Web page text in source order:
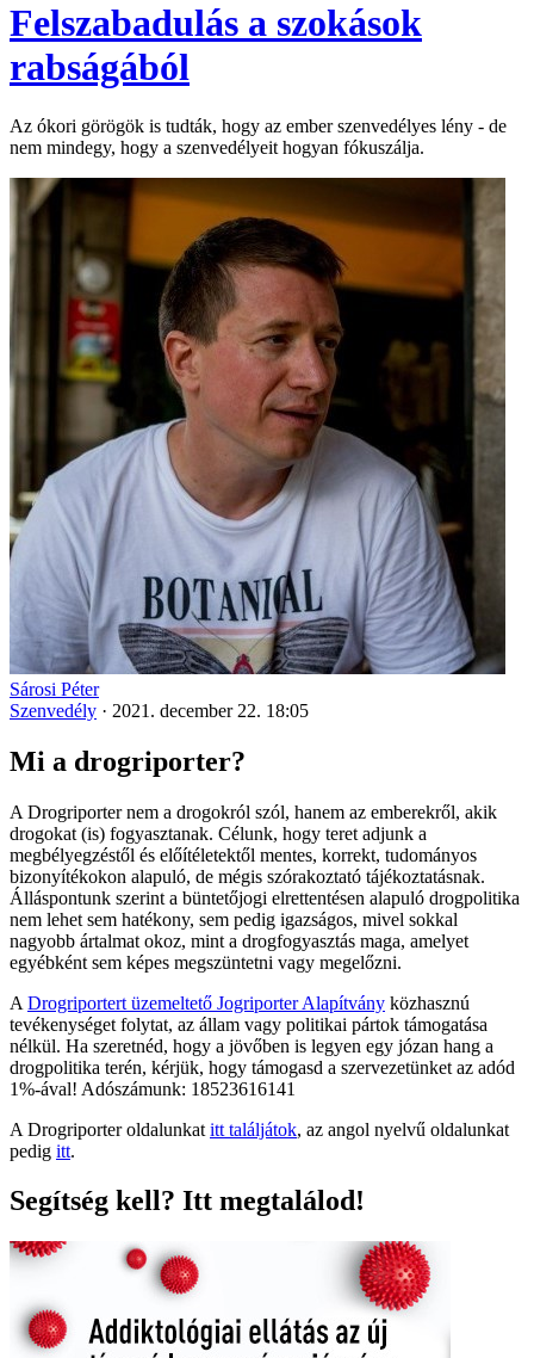
Felszabadulás a szokások
rabságából
Az ókori görögök is tudták, hogy az ember szenvedélyes lény - de
nem mindegy, hogy a szenvedélyeit hogyan fókuszálja.
Sárosi Péter
Szenvedély · 2021. december 22. 18:05
Mi a drogriporter?
A Drogriporter nem a drogokról szól, hanem az emberekről, akik
drogokat (is) fogyasztanak. Célunk, hogy teret adjunk a
megbélyegzéstől és előítéletektől mentes, korrekt, tudományos
bizonyítékokon alapuló, de mégis szórakoztató tájékoztatásnak.
Álláspontunk szerint a büntetőjogi elrettentésen alapuló drogpolitika
nem lehet sem hatékony, sem pedig igazságos, mivel sokkal
nagyobb ártalmat okoz, mint a drogfogyasztás maga, amelyet
egyébként sem képes megszüntetni vagy megelőzni.
A Drogriportert üzemeltető Jogriporter Alapítvány közhasznú
tevékenységet folytat, az állam vagy politikai pártok támogatása
nélkül. Ha szeretnéd, hogy a jövőben is legyen egy józan hang a
drogpolitika terén, kérjük, hogy támogasd a szervezetünket az adód
1%-ával! Adószámunk: 18523616141
A Drogriporter oldalunkat itt találjátok, az angol nyelvű oldalunkat
pedig itt.
Segítség kell? Itt megtalálod!